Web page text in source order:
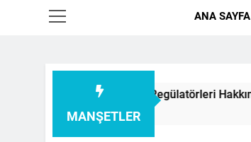
ANA SAYFA
MANŞETLER
I Voltaj Regülatörleri Hakkında Herşey